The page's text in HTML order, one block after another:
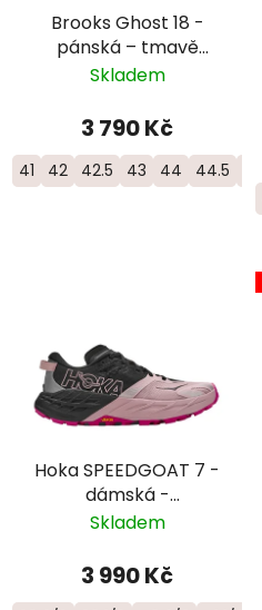
Brooks Ghost 18 -
pánská – tmavě
modrá
Skladem
3 790 Kč
41 42 42.5 43 44 44.5
Hoka SPEEDGOAT 7 -
dámská -
černá/růžová
Skladem
3 990 Kč